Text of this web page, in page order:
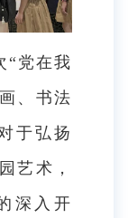
“党在我
、书法
于弘扬
艺术，
深入开